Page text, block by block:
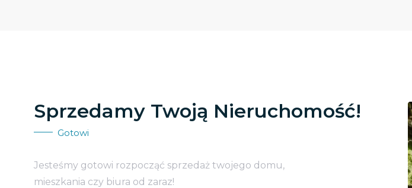
Sprzedamy Twoją Nieruchomość!
Gotowi
Jesteśmy gotowi rozpocząć sprzedaż twojego domu,
mieszkania czy biura od zaraz!